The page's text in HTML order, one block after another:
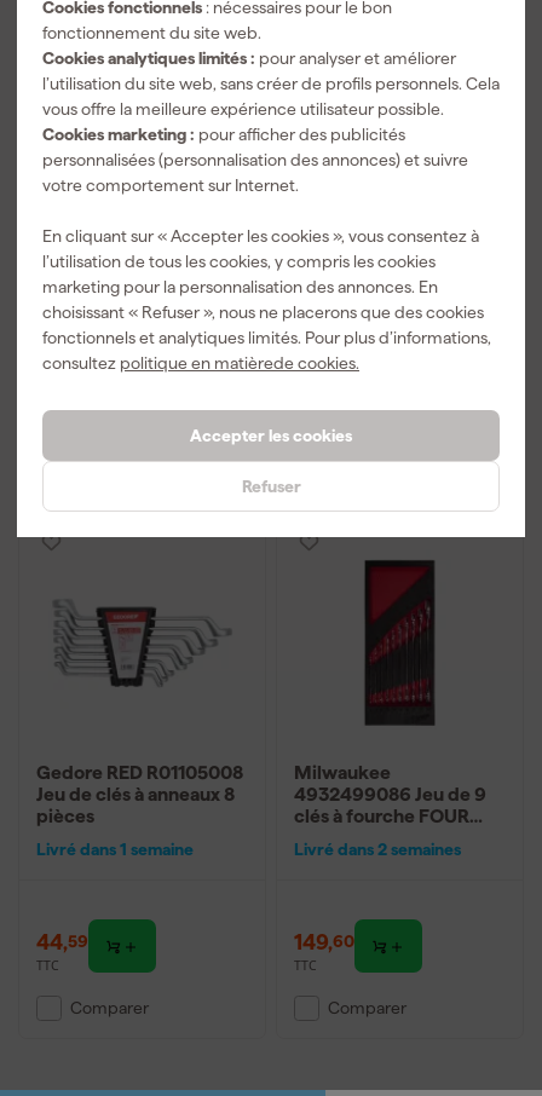
Cookies fonctionnels : nécessaires pour le bon
fonctionnement du site web.
Cookies analytiques limités : pour analyser et améliorer
l’utilisation du site web, sans créer de profils personnels. Cela
vous offre la meilleure expérience utilisateur possible.
Cookies marketing : pour afficher des publicités
personnalisées (personnalisation des annonces) et suivre
votre comportement sur Internet.
En cliquant sur « Accepter les cookies », vous consentez à
l’utilisation de tous les cookies, y compris les cookies
marketing pour la personnalisation des annonces. En
choisissant « Refuser », nous ne placerons que des cookies
fonctionnels et analytiques limités. Pour plus d’informations,
consultez politique en matièrede cookies.
Accepter les cookies
Refuser
Gedore 4 R 17x19 Clé à
cliquet double anneau -
17 x 19mm
Livré dans 1 semaine
Comparer
Gedore 4 R 10x13 Clé à
douille à double cliquet
- 10 x 13mm
Livré dans 1 semaine
Comparer
Gedore RED R01105008
Jeu de clés à anneaux 8
pièces
Livré dans 1 semaine
44,59
TTC
Comparer
Milwaukee
4932499086 Jeu de 9
clés à fourche FOUR
21mm
Livré dans 2 semaines
149,60
TTC
Comparer